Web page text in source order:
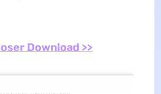
Download >>